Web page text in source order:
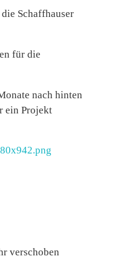
Schaffhauser
für die
nach hinten
ein Projekt
verschoben